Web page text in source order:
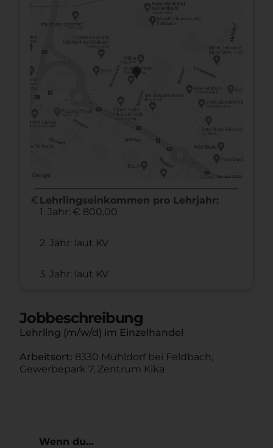
euro Lehrlingseinkommen pro Lehrjahr:
1. Jahr: € 800,00
2. Jahr: laut KV
3. Jahr: laut KV
Jobbeschreibung
Lehrling (m/w/d) im Einzelhandel
Arbeitsort: 8330 Mühldorf bei Feldbach,
Gewerbepark 7, Zentrum Kika
Wenn du...